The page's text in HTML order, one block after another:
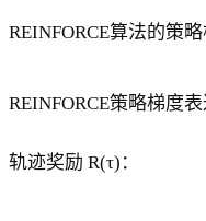
REINFORCE算法的策
REINFORCE策略梯度
轨迹奖励 R(τ)：